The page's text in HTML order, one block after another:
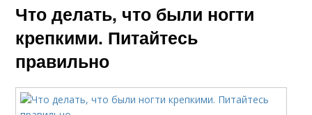
Что делать, что были ногти
крепкими. Питайтесь
правильно